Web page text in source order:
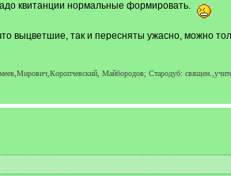
квитанции нормальные формировать.
выцветшие, так и пересняты ужасно, можно
Майбородов; Стародуб: